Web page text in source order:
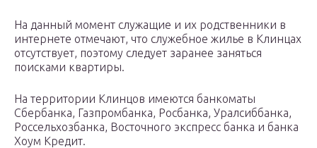
На данный момент служащие и их родственники в
интернете отмечают, что служебное жилье в Клинцах
отсутствует, поэтому следует заранее заняться
поисками квартиры.
На территории Клинцов имеются банкоматы
Сбербанка, Газпромбанка, Росбанка, Уралсиббанка,
Россельхозбанка, Восточного экспресс банка и банка
Хоум Кредит.